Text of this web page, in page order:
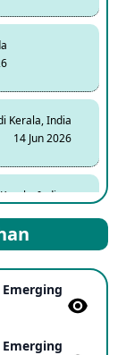
Kerala, India
14 Jun 2026
India